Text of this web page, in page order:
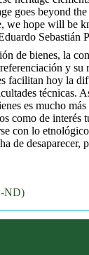
goes beyond
hope will be
Sebastián
de bienes, la
y
facilitan hoy la
técnicas.
es mucho
como de
con lo
de
ND)